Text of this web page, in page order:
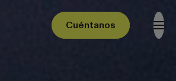
Cuéntanos
Cuéntanos